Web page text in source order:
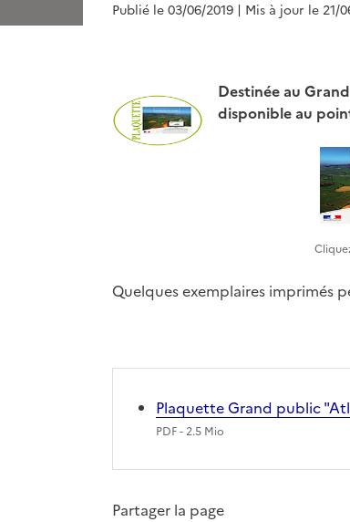
Publié le 03/06/2019 | Mis à jour le 21/
Destinée au
disponible au
Quelques exemplaires imprimés
Plaquette Grand public
PDF- 2.5 Mio
Partager la page